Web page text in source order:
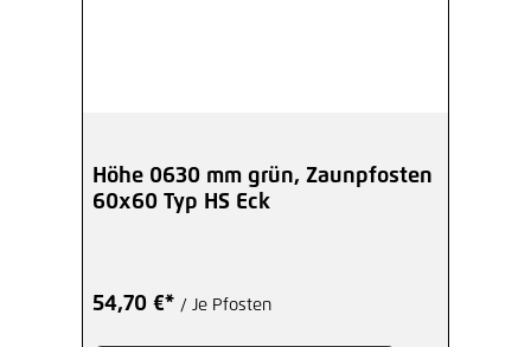
Höhe 0630 mm grün, Zaunpfosten
60x60 Typ HS Eck
54,70 €* / Je Pfosten